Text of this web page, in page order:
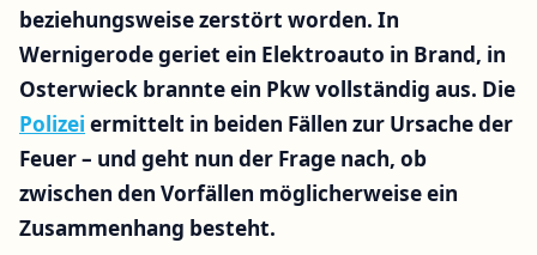
beziehungsweise zerstört worden. In
Wernigerode geriet ein Elektroauto in Brand, in
Osterwieck brannte ein Pkw vollständig aus. Die
Polizei ermittelt in beiden Fällen zur Ursache der
Feuer – und geht nun der Frage nach, ob
zwischen den Vorfällen möglicherweise ein
Zusammenhang besteht.